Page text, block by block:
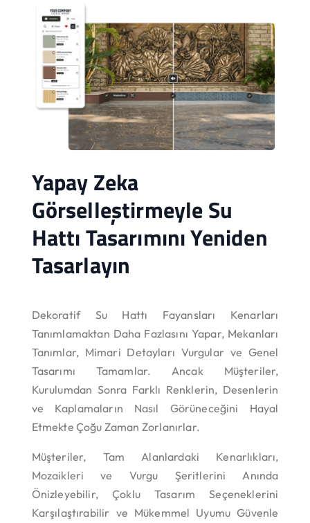
Yapay Zeka
Görselleştirmeyle Su
Hattı Tasarımını Yeniden
Tasarlayın
Dekoratif Su Hattı Fayansları Kenarları
Tanımlamaktan Daha Fazlasını Yapar, Mekanları
Tanımlar, Mimari Detayları Vurgular ve Genel
Tasarımı Tamamlar. Ancak Müşteriler,
Kurulumdan Sonra Farklı Renklerin, Desenlerin
ve Kaplamaların Nasıl Görüneceğini Hayal
Etmekte Çoğu Zaman Zorlanırlar.
Müşteriler, Tam Alanlardaki Kenarlıkları,
Mozaikleri ve Vurgu Şeritlerini Anında
Önizleyebilir, Çoklu Tasarım Seçeneklerini
Karşılaştırabilir ve Mükemmel Uyumu Güvenle